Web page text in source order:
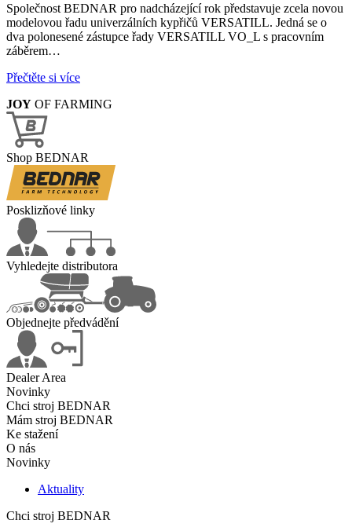
Společnost BEDNAR pro nadcházející rok představuje zcela novou
modelovou řadu univerzálních kypřičů VERSATILL. Jedná se o
dva polonesené zástupce řady VERSATILL VO_L s pracovním
záběrem…
Přečtěte si více
JOY OF FARMING
Shop BEDNAR
Posklizňové linky
Vyhledejte distributora
Objednejte předvádění
Dealer Area
Novinky
Chci stroj BEDNAR
Mám stroj BEDNAR
Ke stažení
O nás
Novinky
Aktuality
Chci stroj BEDNAR